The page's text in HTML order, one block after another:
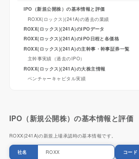
IPO（新規公開株）の基本情報と評価
ROXX(ロックス)(241A)の過去の業績
ROXX(ロックス)(241A)のIPOデータ
ROXX(ロックス)(241A)のIPO日程と各価格
ROXX(ロックス)(241A)の主幹事・幹事証券一覧
主幹事実績（過去のIPO）
ROXX(ロックス)(241A)の大株主情報
ベンチャーキャピタル実績
IPO（新規公開株）の基本情報と評価
ROXX(241A)の新規上場承認時の基本情報です。
社名 ROXX コード